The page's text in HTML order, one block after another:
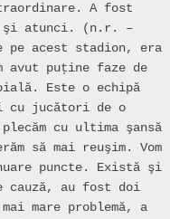
A fost
şi atunci. (n.r. –
pe acest stadion, era
avut puţine faze de
Este o echipă
cu jucători de o
cu ultima şansă
să mai reuşim. Vom
puncte. Există şi
cauză, au fost doi
mare problemă, a